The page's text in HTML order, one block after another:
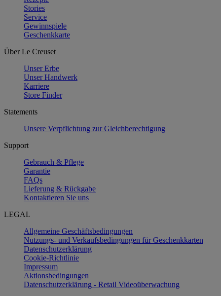
Stories
Service
Gewinnspiele
Geschenkkarte
Über Le Creuset
Unser Erbe
Unser Handwerk
Karriere
Store Finder
Statements
Unsere Verpflichtung zur Gleichberechtigung
Support
Gebrauch & Pflege
Garantie
FAQs
Lieferung & Rückgabe
Kontaktieren Sie uns
LEGAL
Allgemeine Geschäftsbedingungen
Nutzungs- und Verkaufsbedingungen für Geschenkkarten
Datenschutzerklärung
Cookie-Richtlinie
Impressum
Aktionsbedingungen
Datenschutzerklärung - Retail Videoüberwachung